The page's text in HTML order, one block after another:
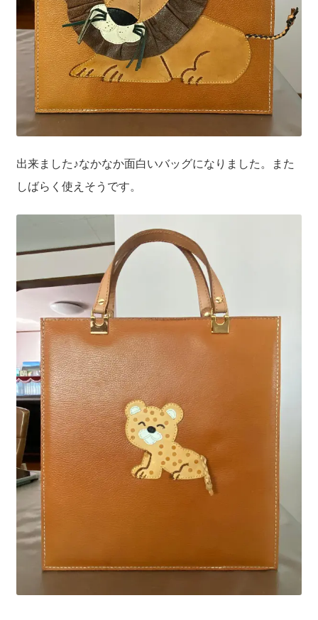
出来ました♪なかなか面白いバッグになりました。また
しばらく使えそうです。